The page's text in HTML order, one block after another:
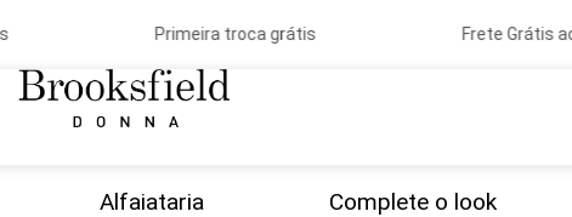
Primeira troca grátis Frete Grátis
Alfaiataria Complete o look